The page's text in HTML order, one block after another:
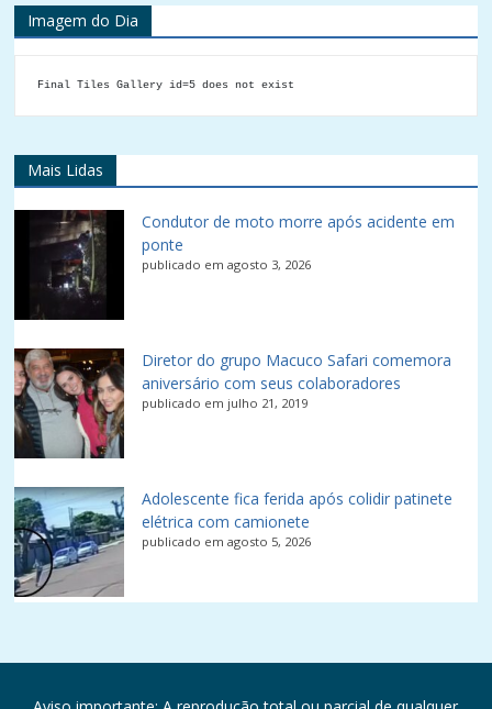
Imagem do Dia
Final Tiles Gallery id=5 does not exist
Mais Lidas
Condutor de moto morre após acidente em
ponte
publicado em agosto 3, 2026
Diretor do grupo Macuco Safari comemora
aniversário com seus colaboradores
publicado em julho 21, 2019
Adolescente fica ferida após colidir patinete
elétrica com camionete
publicado em agosto 5, 2026